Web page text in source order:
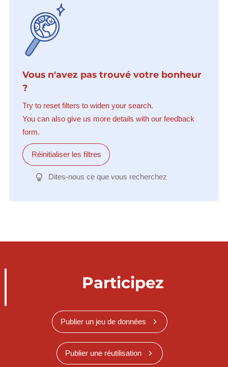
Vous n'avez pas trouvé votre bonheur
?
Try to reset filters to widen your search.
You can also give us more details with our feedback
form.
Réinitialiser les filtres
Dites-nous ce que vous recherchez
Participez
Publier un jeu de données
Publier une réutilisation